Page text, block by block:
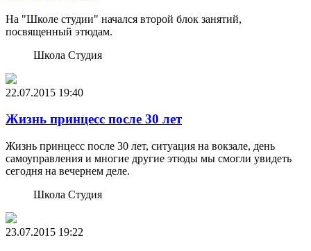
На "Школе студии" начался второй блок занятий,
посвященный этюдам.
Школа Студия
22.07.2015 19:40
Жизнь принцесс после 30 лет
Жизнь принцесс после 30 лет, ситуация на вокзале, день
самоуправления и многие другие этюды мы смогли увидеть
сегодня на вечернем деле.
Школа Студия
23.07.2015 19:22